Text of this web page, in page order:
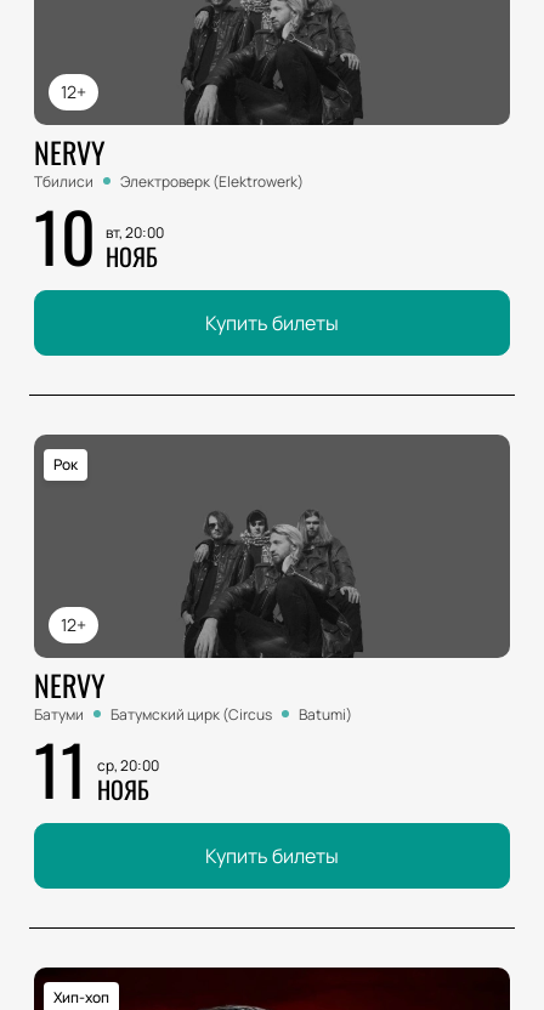
12+
NERVY
Тбилиси Электроверк (Elektrowerk)
10 вт, 20:00
НОЯБ
Купить билеты
12+
Рок
NERVY
Батуми Батумский цирк (Circus Batumi)
11 ср, 20:00
НОЯБ
Купить билеты
Хип-хоп